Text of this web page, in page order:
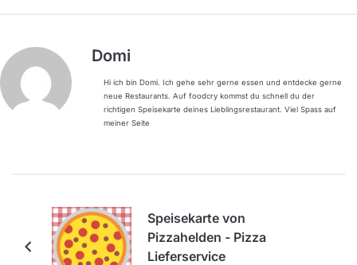
Domi
Hi ich bin Domi. Ich gehe sehr gerne essen und entdecke gerne
neue Restaurants. Auf foodcry kommst du schnell du der
richtigen Speisekarte deines Lieblingsrestaurant. Viel Spass auf
meiner Seite
Speisekarte von
Pizzahelden - Pizza
Lieferservice